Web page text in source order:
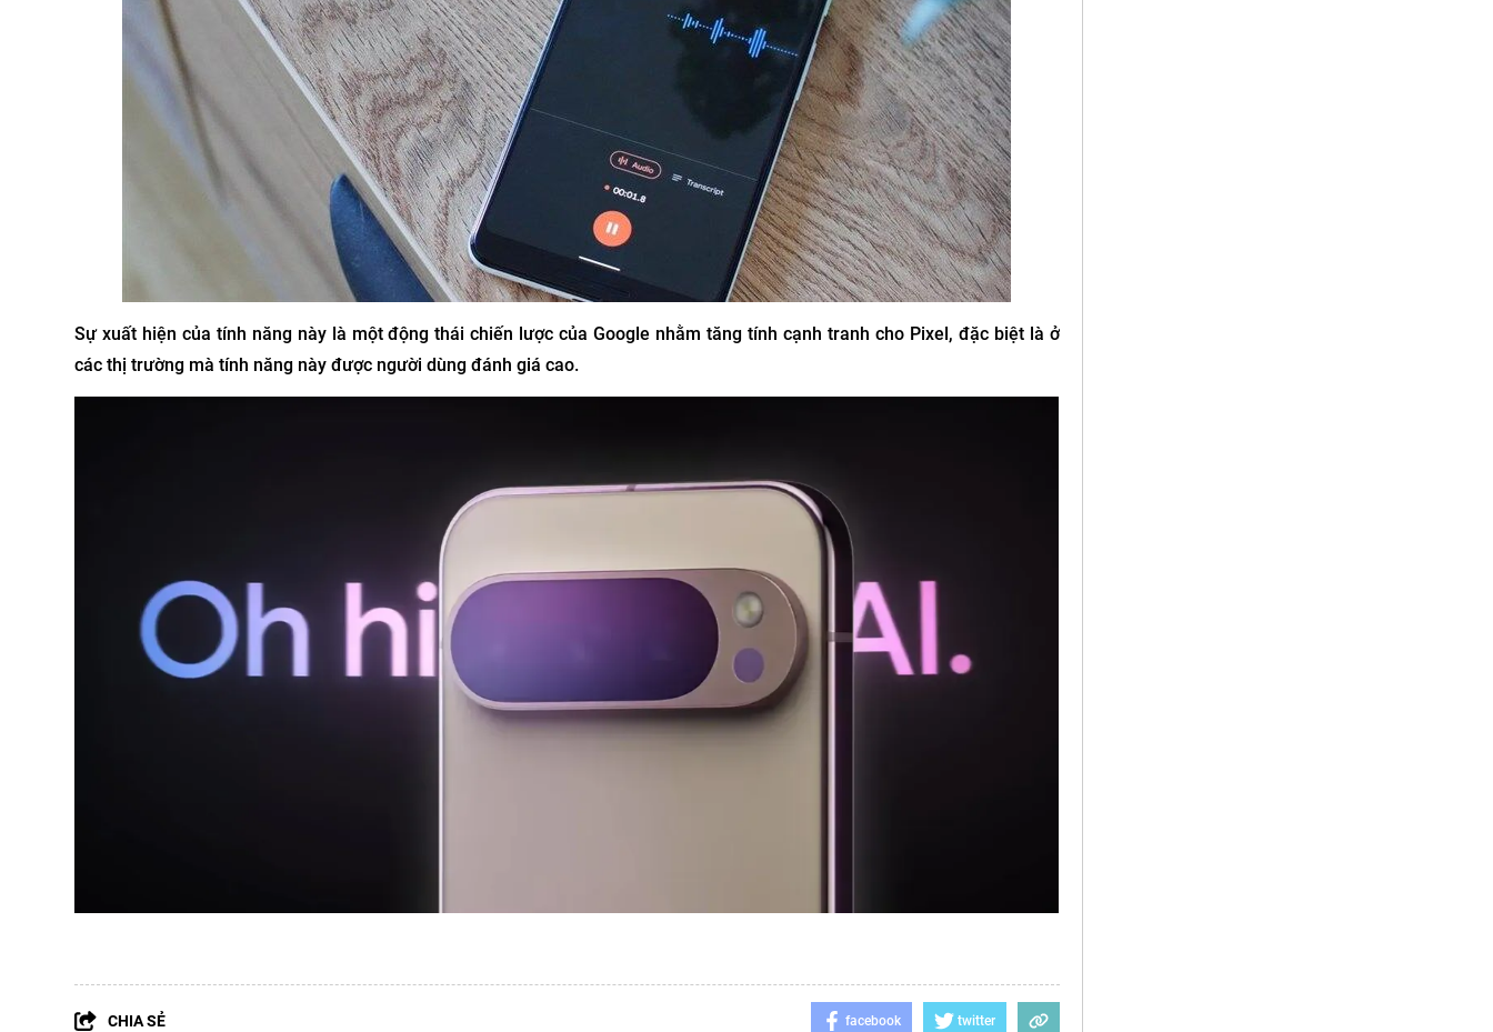
Sự xuất hiện của tính năng này là một động thái chiến lược của Google nhằm tăng tính cạnh tranh cho Pixel, đặc biệt là ở
các thị trường mà tính năng này được người dùng đánh giá cao.
CHIA SẺ facebook twitter